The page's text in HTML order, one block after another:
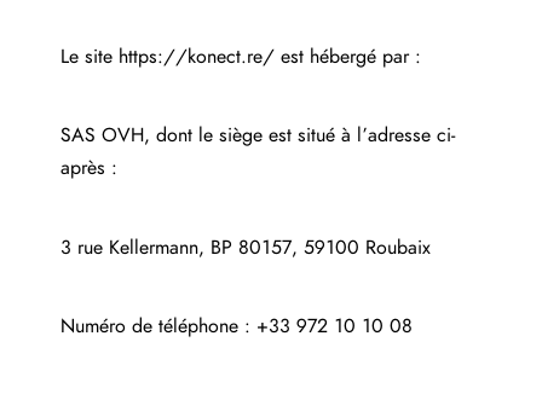
Le site https://konect.re/ est hébergé par :
SAS OVH, dont le siège est situé à l’adresse ci-
après :
3 rue Kellermann, BP 80157, 59100 Roubaix
Numéro de téléphone : +33 972 10 10 08